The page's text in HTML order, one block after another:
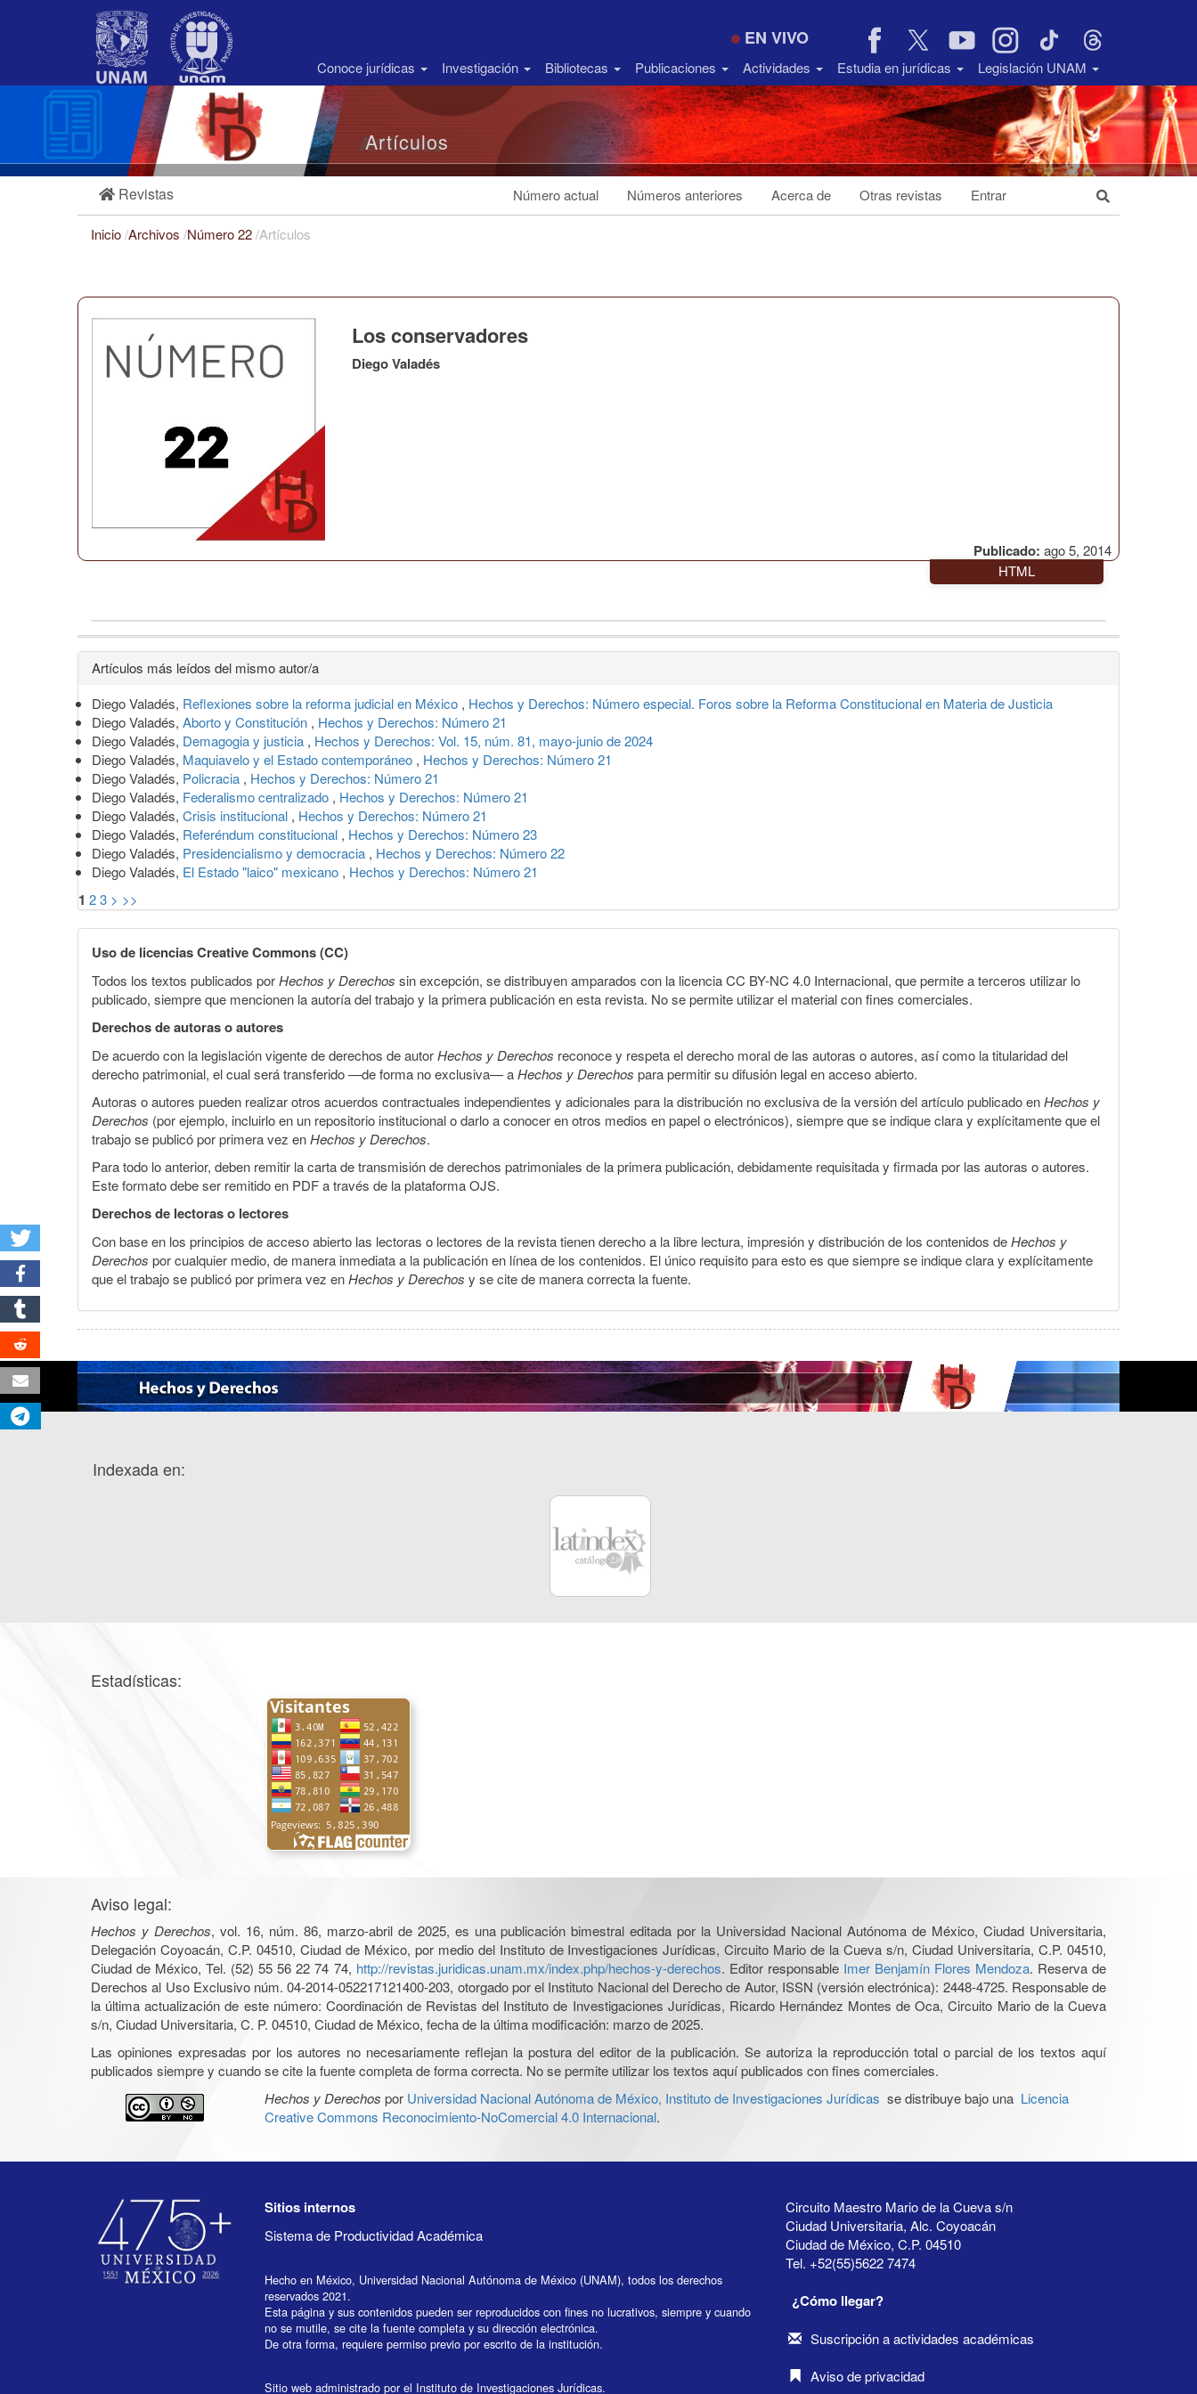
Barra
EN VIVO
Conoce jurídicas Investigación Bibliotecas Publicaciones Actividades Estudia en jurídicas Legislación UNAM
Artículos
Revistas Número actual Números anteriores Acerca de Otras revistas Entrar
Inicio/Archivos /Número 22/Artículos
Publicado: ago 5, 2014
Los conservadores
Diego Valadés
HTML
Detalles
del
artículo
Artículos más leídos del mismo autor/a
Diego Valadés, Reflexiones sobre la reforma judicial en México , Hechos y Derechos: Número especial. Foros sobre la Reforma Constitucional en Materia de Justicia
Diego Valadés, Aborto y Constitución , Hechos y Derechos: Número 21
Diego Valadés, Demagogia y justicia , Hechos y Derechos: Vol. 15, núm. 81, mayo-junio de 2024
Diego Valadés, Maquiavelo y el Estado contemporáneo , Hechos y Derechos: Número 21
Diego Valadés, Policracia , Hechos y Derechos: Número 21
Diego Valadés, Federalismo centralizado , Hechos y Derechos: Número 21
Diego Valadés, Crisis institucional , Hechos y Derechos: Número 21
Diego Valadés, Referéndum constitucional , Hechos y Derechos: Número 23
Diego Valadés, Presidencialismo y democracia , Hechos y Derechos: Número 22
Diego Valadés, El Estado "laico" mexicano , Hechos y Derechos: Número 21
1 23 > >>
Uso de licencias Creative Commons (CC)
Todos los textos publicados porHechos y Derechos sin excepción, se distribuyen amparados con la licencia CC BY-NC 4.0 Internacional, que permite a terceros utilizar lo
publicado, siempre que mencionen la autoría del trabajo y la primera publicación en esta revista. No se permite utilizar el material con fines comerciales.
Derechos de autoras o autores
De acuerdo con la legislación vigente de derechos de autorHechos y Derechos reconoce y respeta el derecho moral de las autoras o autores, así como la titularidad del
derecho patrimonial, el cual será transferido —de forma no exclusiva— aHechos y Derechos para permitir su difusión legal en acceso abierto.
Autoras o autores pueden realizar otros acuerdos contractuales independientes y adicionales para la distribución no exclusiva de la versión del artículo publicado enHechos y
Derechos (por ejemplo, incluirlo en un repositorio institucional o darlo a conocer en otros medios en papel o electrónicos), siempre que se indique clara y explícitamente que el
trabajo se publicó por primera vez enHechos y Derechos.
Para todo lo anterior, deben remitir la carta de transmisión de derechos patrimoniales de la primera publicación, debidamente requisitada y firmada por las autoras o autores.
Este formato debe ser remitido en PDF a través de la plataforma OJS.
Derechos de lectoras o lectores
Con base en los principios de acceso abierto las lectoras o lectores de la revista tienen derecho a la libre lectura, impresión y distribución de los contenidos deHechos y
Derechos por cualquier medio, de manera inmediata a la publicación en línea de los contenidos. El único requisito para esto es que siempre se indique clara y explícitamente
que el trabajo se publicó por primera vez enHechos y Derechos y se cite de manera correcta la fuente.
Indexada en:
Estadísticas:
Aviso legal:
Hechos y Derechos, vol. 16, núm. 86, marzo-abril de 2025, es una publicación bimestral editada por la Universidad Nacional Autónoma de México, Ciudad Universitaria,
Delegación Coyoacán, C.P. 04510, Ciudad de México, por medio del Instituto de Investigaciones Jurídicas, Circuito Mario de la Cueva s/n, Ciudad Universitaria, C.P. 04510,
Ciudad de México, Tel. (52) 55 56 22 74 74, http://revistas.juridicas.unam.mx/index.php/hechos-y-derechos. Editor responsable Imer Benjamín Flores Mendoza. Reserva de
Derechos al Uso Exclusivo núm. 04-2014-052217121400-203, otorgado por el Instituto Nacional del Derecho de Autor, ISSN (versión electrónica): 2448-4725. Responsable de
la última actualización de este número: Coordinación de Revistas del Instituto de Investigaciones Jurídicas, Ricardo Hernández Montes de Oca, Circuito Mario de la Cueva
s/n, Ciudad Universitaria, C. P. 04510, Ciudad de México, fecha de la última modificación: marzo de 2025.
Las opiniones expresadas por los autores no necesariamente reflejan la postura del editor de la publicación. Se autoriza la reproducción total o parcial de los textos aquí
publicados siempre y cuando se cite la fuente completa de forma correcta. No se permite utilizar los textos aquí publicados con fines comerciales.
Hechos y Derechos por Universidad Nacional Autónoma de México, Instituto de Investigaciones Jurídicas se distribuye bajo una Licencia
Creative Commons Reconocimiento-NoComercial 4.0 Internacional.
Sitios internos
Sistema de Productividad Académica
Hecho en México, Universidad Nacional Autónoma de México (UNAM), todos los derechos
reservados 2021.
Esta página y sus contenidos pueden ser reproducidos con fines no lucrativos, siempre y cuando
no se mutile, se cite la fuente completa y su dirección electrónica.
De otra forma, requiere permiso previo por escrito de la institución.
Sitio web administrado por el Instituto de Investigaciones Jurídicas.
Circuito Maestro Mario de la Cueva s/n
Ciudad Universitaria, Alc. Coyoacán
Ciudad de México, C.P. 04510
Tel. +52(55)5622 7474
¿Cómo llegar?
Suscripción a actividades académicas
Aviso de privacidad